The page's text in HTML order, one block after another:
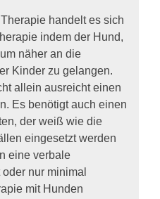
handelt es sich
indem der Hund,
näher an die
Kinder zu gelangen.
allein ausreicht einen
Es benötigt auch einen
der weiß wie die
eingesetzt werden
eine verbale
nur minimal
mit Hunden